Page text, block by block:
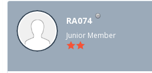
RA074
Junior Member